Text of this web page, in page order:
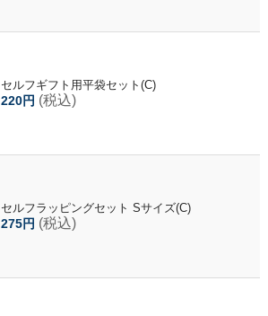
セルフギフト用平袋セット(C)
220円 (税込)
セルフラッピングセット Sサイズ(C)
275円 (税込)